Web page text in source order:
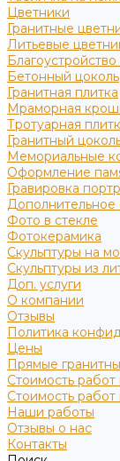
Цветники
Гранитные
Литьевые
Бетонный цоколь
Гранитная плитка
Мраморная
Тротуарная
Гранитный
Мемориальные
Оформление
Гравировка
Фото в стекле
Фотокерамика
Скульптуры на
Скульптуры из
Доп. услуги
О компании
Отзывы
Политика
Цены
Прямые
Стоимость работ
Стоимость работ
Наши работы
Отзывы о нас
Контакты